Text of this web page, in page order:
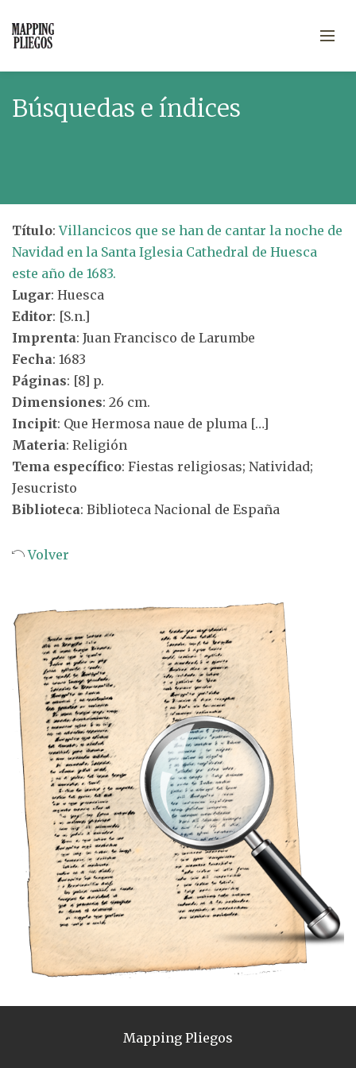
Búsquedas e índices
Título:Villancicos que se han de cantar la noche de
Navidad en la Santa Iglesia Cathedral de Huesca
este año de 1683.
Lugar: Huesca
Editor: [S.n.]
Imprenta: Juan Francisco de Larumbe
Fecha: 1683
Páginas: [8] p.
Dimensiones: 26 cm.
Incipit: Que Hermosa naue de pluma […]
Materia: Religión
Tema específico: Fiestas religiosas; Natividad;
Jesucristo
Biblioteca: Biblioteca Nacional de España
Volver
Mapping Pliegos